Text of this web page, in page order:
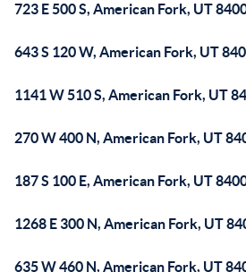
723 E 500 S, American Fork, UT
643 S 120 W, American Fork, UT
1141 W 510 S, American Fork, UT
270 W 400 N, American Fork, UT
187 S 100 E, American Fork, UT
1268 E 300 N, American Fork, UT
635 W 460 N, American Fork, UT